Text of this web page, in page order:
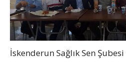
İskenderun Sağlık Sen